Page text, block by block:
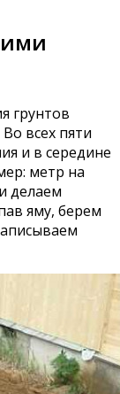
грунтов
всех пяти
и в середине
метр на
делаем
яму, берем